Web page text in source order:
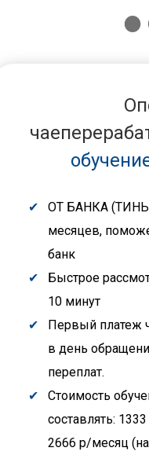
ОТ БАНКА
месяцев,
банк
Быстрое
10 минут
Первый платеж
в день
переплат.
Стоимость
составлять:
2666 р/месяц